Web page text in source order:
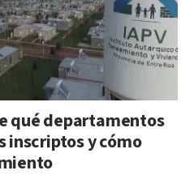
qué departamentos
inscriptos y cómo